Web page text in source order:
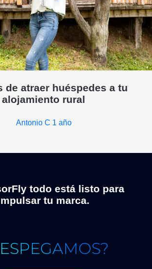
de atraer huéspedes a tu
alojamiento rural
Antonio C 1 año
todo está listo para
tu marca.